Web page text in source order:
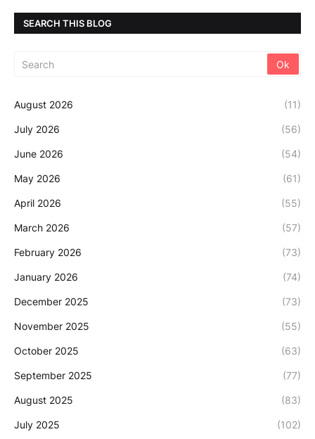
SEARCH THIS BLOG
August 2026 (11)
July 2026 (56)
June 2026 (54)
May 2026 (61)
April 2026 (55)
March 2026 (57)
February 2026 (73)
January 2026 (74)
December 2025 (73)
November 2025 (55)
October 2025 (63)
September 2025 (77)
August 2025 (83)
July 2025 (102)